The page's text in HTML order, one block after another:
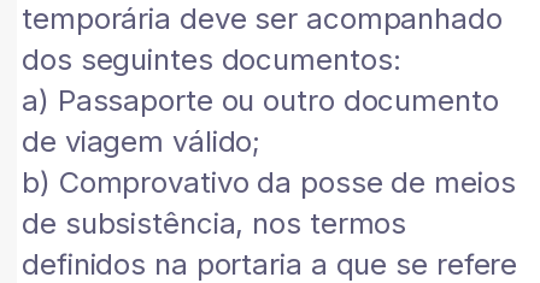
temporária deve ser acompanhado
dos seguintes documentos:
a) Passaporte ou outro documento
de viagem válido;
b) Comprovativo da posse de meios
de subsistência, nos termos
definidos na portaria a que se refere